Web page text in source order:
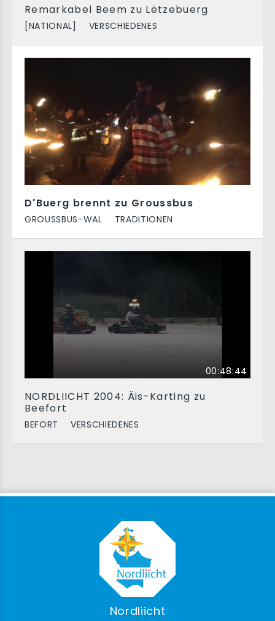
Remarkabel Beem zu Lëtzebuerg
[NATIONAL] VERSCHIEDENES
D'Buerg brennt zu Groussbus
GROUSSBUS-WAL TRADITIONEN
00:48:44
NORDLIICHT 2004: Äis-Karting zu
Beefort
BEFORT VERSCHIEDENES
Nordliicht